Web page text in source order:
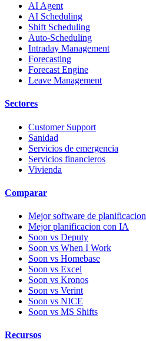
AI Agent
AI Scheduling
Shift Scheduling
Auto-Scheduling
Intraday Management
Forecasting
Forecast Engine
Leave Management
Sectores
Customer Support
Sanidad
Servicios de emergencia
Servicios financieros
Vivienda
Comparar
Mejor software de planificacion
Mejor planificacion con IA
Soon vs Deputy
Soon vs When I Work
Soon vs Homebase
Soon vs Excel
Soon vs Kronos
Soon vs Verint
Soon vs NICE
Soon vs MS Shifts
Recursos